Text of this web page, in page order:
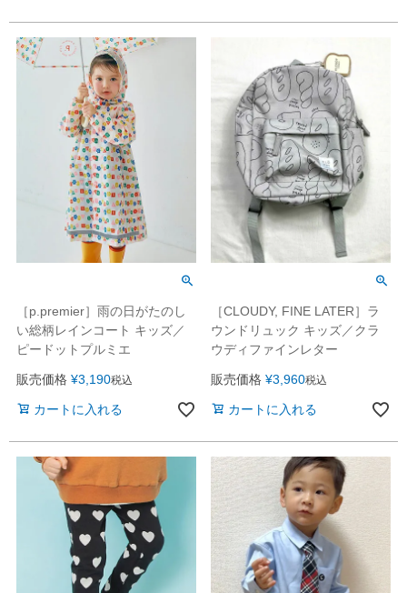
［p.premier］雨の日がたのし
い総柄レインコート キッズ／
ピードットプルミエ
販売価格 ¥3,190税込
カートに入れる
［CLOUDY, FINE LATER］ラ
ウンドリュック キッズ／クラ
ウディファインレター
販売価格 ¥3,960税込
カートに入れる